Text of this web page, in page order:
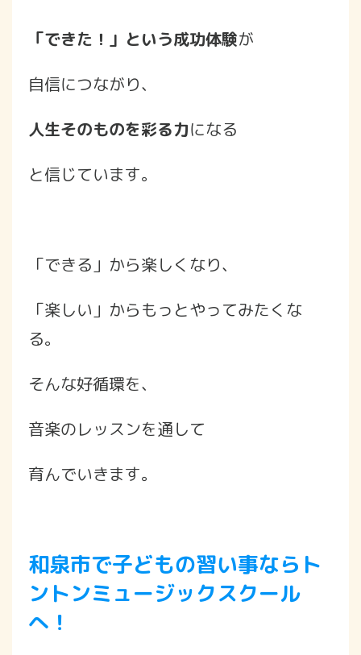
「できた！」という成功体験が
自信につながり、
人生そのものを彩る力になる
と信じています。
「できる」から楽しくなり、
「楽しい」からもっとやってみたくな
る。
そんな好循環を、
音楽のレッスンを通して
育んでいきます。
和泉市で子どもの習い事ならト
ントンミュージックスクール
へ！